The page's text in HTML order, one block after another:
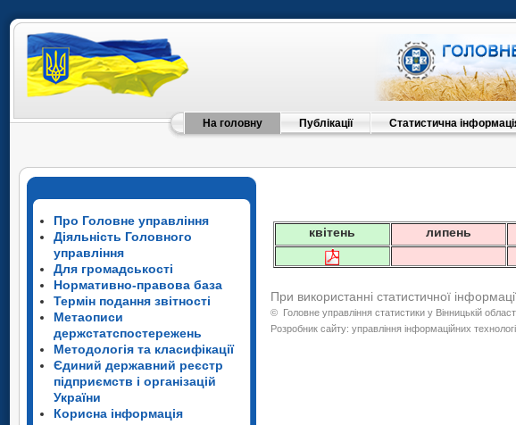
На головну Публікації Статистична
Про Головне управління
Діяльність Головного
управління
Для громадськості
Нормативно-правова база
Термін подання звітності
Метаописи
держстатспостережень
Методологія та класифікації
Єдиний державний реєстр
підприємств і організацій
України
Корисна інформація
квітень липень
При використанні статистичної
© Головне управління статистики у Вінницькій
Розробник сайту: управління інформаційних